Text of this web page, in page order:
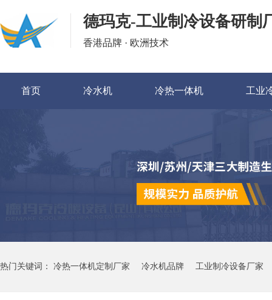
德玛克-工业制冷设备研制
香港品牌 · 欧洲技术
首页 冷水机 冷热一体机 工业
热门关键词： 冷热一体机定制厂家 冷水机品牌 工业制冷设备厂家